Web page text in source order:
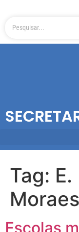
Tag:
Escolas